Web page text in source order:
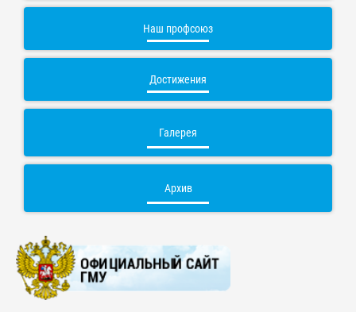
Наш профсоюз
Достижения
Галерея
Архив